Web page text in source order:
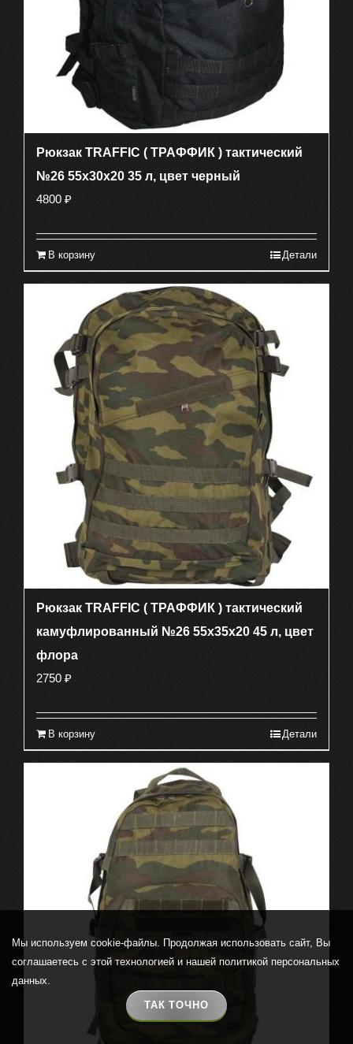
Рюкзак TRAFFIC ( ТРАФФИК ) тактический
№26 55х30х20 35 л, цвет черный
4800 ₽
В корзину Детали
Рюкзак TRAFFIC ( ТРАФФИК ) тактический
камуфлированный №26 55х35х20 45 л, цвет
флора
2750 ₽
В корзину Детали
Мы используем cookie-файлы. Продолжая использовать сайт, Вы
соглашаетесь с этой технологией и нашей политикой персональных
данных.
ТАК ТОЧНО